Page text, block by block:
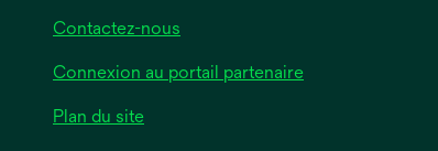
Contactez-nous
Connexion au portail partenaire
Plan du site